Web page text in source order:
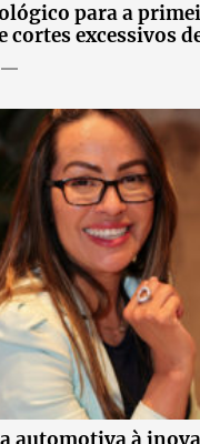
para a
cortes excessivos
candidatas